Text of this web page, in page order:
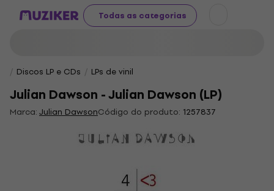
Todas as categorias
Discos LP e CDs LPs de vinil
Julian Dawson - Julian Dawson (LP)
Marca:Julian DawsonCódigo do produto: 1257837